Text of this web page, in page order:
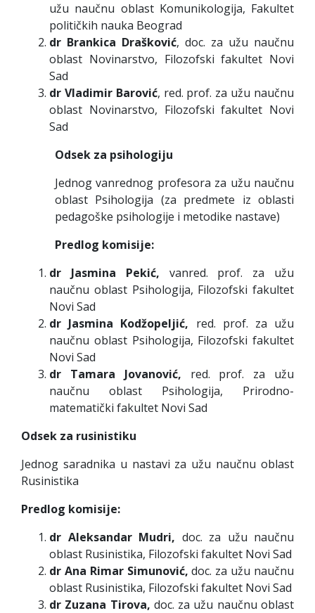
užu naučnu oblast Komunikologija, Fakultet
političkih nauka Beograd
dr Brankica Drašković, doc. za užu naučnu
oblast Novinarstvo, Filozofski fakultet Novi
Sad
dr Vladimir Barović, red. prof. za užu naučnu
oblast Novinarstvo, Filozofski fakultet Novi
Sad
Odsek za psihologiju
Jednog vanrednog profesora za užu naučnu
oblast Psihologija (za predmete iz oblasti
pedagoške psihologije i metodike nastave)
Predlog komisije:
dr Jasmina Pekić, vanred. prof. za užu
naučnu oblast Psihologija, Filozofski fakultet
Novi Sad
dr Jasmina Kodžopeljić, red. prof. za užu
naučnu oblast Psihologija, Filozofski fakultet
Novi Sad
dr Tamara Jovanović, red. prof. za užu
naučnu oblast Psihologija, Prirodno-
matematički fakultet Novi Sad
Odsek za rusinistiku
Jednog saradnika u nastavi za užu naučnu oblast
Rusinistika
Predlog komisije:
dr Aleksandar Mudri, doc. za užu naučnu
oblast Rusinistika, Filozofski fakultet Novi Sad
dr Ana Rimar Simunović,doc. za užu naučnu
oblast Rusinistika, Filozofski fakultet Novi Sad
dr Zuzana Tirova, doc. za užu naučnu oblast